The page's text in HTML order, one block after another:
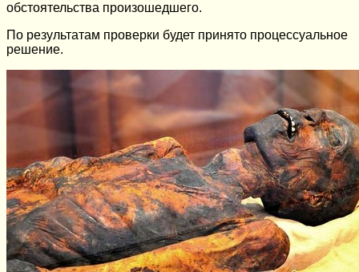
обстоятельства произошедшего.
По результатам проверки будет принято процессуальное
решение.